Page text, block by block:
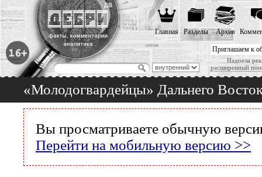
Приглашаем к
Надоела
расширенный
Главная Разделы Архив
«Молодогвардейцы» Дальнего
Вы просматриваете обычную
Перейти на мобильную версию >>